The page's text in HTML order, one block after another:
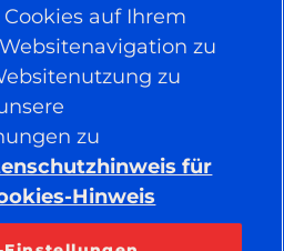
auf Ihrem
zu
zu
zu
für
Hinweis